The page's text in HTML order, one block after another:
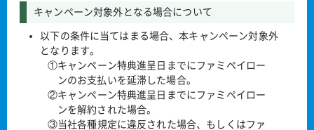
キャンペーン対象外となる場合について
以下の条件に当てはまる場合、本キャンペーン対象外
となります。
①キャンペーン特典進呈日までにファミペイロー
ンのお支払いを延滞した場合。
②キャンペーン特典進呈日までにファミペイロー
ンを解約された場合。
③当社各種規定に違反された場合、もしくはファ